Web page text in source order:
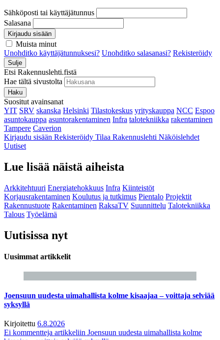
Sähköposti tai käyttäjätunnus
Salasana
Kirjaudu sisään
Muista minut
Unohditko käyttäjätunnuksesi? Unohditko salasanasi? Rekisteröidy
Sulje
Etsi Rakennuslehti.fistä
Hae tältä sivustolta
Haku
Suositut avainsanat
YIT SRV skanska Helsinki Tilastokeskus yrityskauppa NCC Espoo
asuntokauppa asuntorakentaminen Infra talotekniikka rakentaminen
Tampere Caverion
Kirjaudu sisään Rekisteröidy Tilaa Rakennuslehti Näköislehdet
Uutiset
Lue lisää näistä aiheista
Arkkitehtuuri Energiatehokkuus Infra Kiinteistöt
Korjausrakentaminen Koulutus ja tutkimus Pientalo Projektit
Rakennustuote Rakentaminen RaksaTV Suunnittelu Talotekniikka
Talous Työelämä
Uutisissa nyt
Uusimmat artikkelit
Joensuun uudesta uimahallista kolme kisaajaa – voittaja selviää
syksyllä
Kirjoitettu 6.8.2026
Ei kommentteja artikkeliin Joensuun uudesta uimahallista kolme